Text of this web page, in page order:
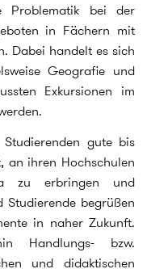
Problematik bei der
in Fächern mit
Dabei handelt es sich
Geografie und
Exkursionen im
gute bis
an ihren Hochschulen
zu erbringen und
Studierende begrüßen
in naher Zukunft.
Handlungs- bzw.
und didaktischen